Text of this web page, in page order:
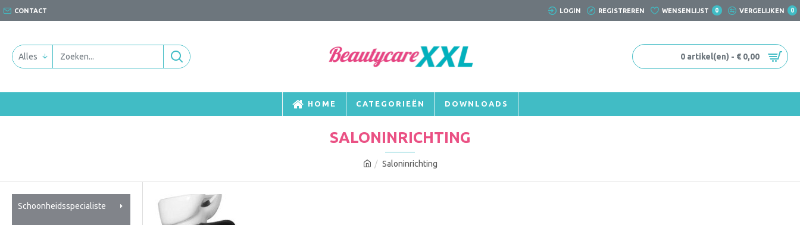
CONTACT LOGIN REGISTREREN WENSENLIJST 0 VERGELIJKEN 0
Alles 0 artikel(en) - € 0,00
HOME CATEGORIEËN DOWNLOADS
Saloninrichting
SALONINRICHTING
Schoonheidsspecialiste